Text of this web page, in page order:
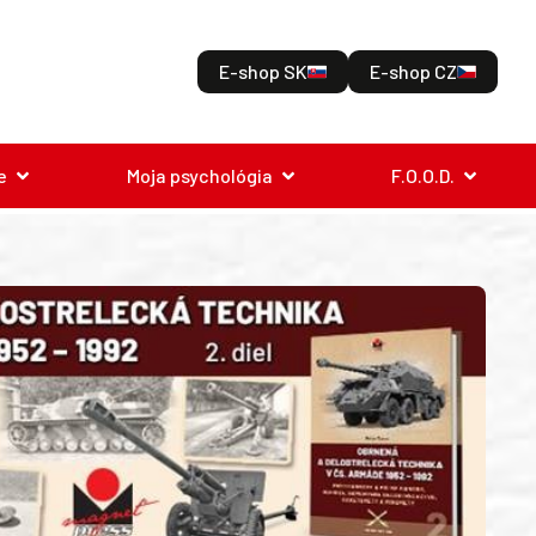
E-shop SK E-shop CZ
Moja psychológia F.O.O.D.